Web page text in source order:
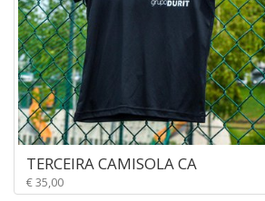
TERCEIRA CAMISOLA CA
€ 35,00